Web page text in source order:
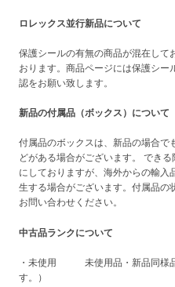
ロレックス並行新品について
保護シールの有無の商品が混在して
おります。商品ページには保護シ
認をお願い致します。
新品の付属品（ボックス）について
付属品のボックスは、新品の場合で
どがある場合がございます。 でき
にしておりますが、海外からの輸入
生する場合がございます。付属品の
お問い合わせください。
中古品ランクについて
・未使用 未使用品・新品同様品
す。）